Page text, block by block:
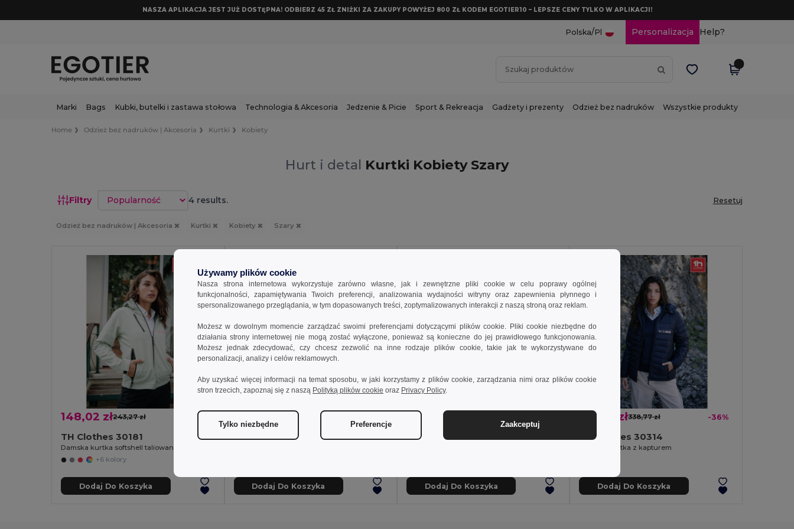
NASZA APLIKACJA JEST JUŻ DOSTĘPNA! ODBIERZ 45 ZŁ ZNIŻKI ZA ZAKUPY POWYŻEJ 800 ZŁ KODEM EGOTIER10 – LEPSZE CENY TYLKO W APLIKACJI!
Polska/Pl Personalizacja Help?
Marki Bags Kubki, butelki i zastawa stołowa Technologia & Akcesoria Jedzenie & Picie Sport & Rekreacja Gadżety i prezenty Odzież bez nadruków Wszystkie produkty
Home Odzież bez nadruków | Akcesoria Kurtki Kobiety
Hurt i detal Kurtki Kobiety Szary
Filtry Sortuj według 4 results. Resetuj
Odzież bez nadruków | Akcesoria Kurtki Kobiety Szary
148,02 zł243,27 zł -39%
TH Clothes 30181
Damska kurtka softshell taliowana
+6 kolory
Dodaj Do Koszyka
128,13 zł
TH Clothes 30259
Dodaj Do Koszyka
69,59 zł
TH Clothes 30165
Dodaj Do Koszyka
215,76 zł338,77 zł -36%
TH Clothes 30314
Damska kurtka z kapturem
Dodaj Do Koszyka
Używamy plików cookie
Nasza strona internetowa wykorzystuje zarówno własne, jak i zewnętrzne pliki cookie w celu poprawy ogólnej
funkcjonalności, zapamiętywania Twoich preferencji, analizowania wydajności witryny oraz zapewnienia płynnego i
spersonalizowanego przeglądania, w tym dopasowanych treści, zoptymalizowanych interakcji z naszą stroną oraz reklam.
Możesz w dowolnym momencie zarządzać swoimi preferencjami dotyczącymi plików cookie. Pliki cookie niezbędne do
działania strony internetowej nie mogą zostać wyłączone, ponieważ są konieczne do jej prawidłowego funkcjonowania.
Możesz jednak zdecydować, czy chcesz zezwolić na inne rodzaje plików cookie, takie jak te wykorzystywane do
personalizacji, analizy i celów reklamowych.
Aby uzyskać więcej informacji na temat sposobu, w jaki korzystamy z plików cookie, zarządzania nimi oraz plików cookie
stron trzecich, zapoznaj się z naszą Polityką plików cookie oraz Privacy Policy.
Tylko niezbędne Preferencje Zaakceptuj